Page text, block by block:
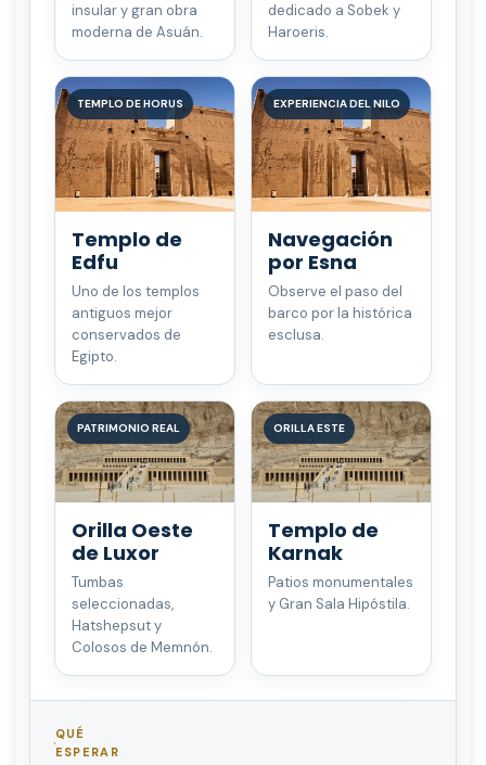
insular y gran obra
moderna de Asuán.
dedicado a Sobek y
Haroeris.
TEMPLO DE HORUS
Templo de
Edfu
Uno de los templos
antiguos mejor
conservados de
Egipto.
EXPERIENCIA DEL NILO
Navegación
por Esna
Observe el paso del
barco por la histórica
esclusa.
PATRIMONIO REAL
Orilla Oeste
de Luxor
Tumbas
seleccionadas,
Hatshepsut y
Colosos de Memnón.
ORILLA ESTE
Templo de
Karnak
Patios monumentales
y Gran Sala Hipóstila.
QUÉ
ESPERAR